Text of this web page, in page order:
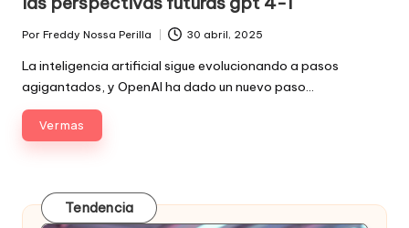
Publicado
por
Por Freddy Nossa Perilla 30 abril, 2025
La inteligencia artificial sigue evolucionando a pasos
agigantados, y OpenAI ha dado un nuevo paso…
Ver mas
Tendencia